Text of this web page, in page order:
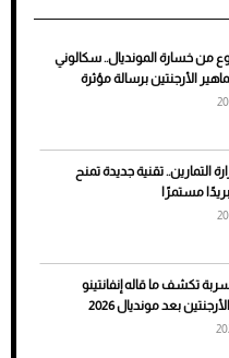
الوقوف.. أشهر
من خسارة المونديال.. سكالوني
الأرجنتين برسالة مؤثرة
التمارين.. تقنية جديدة تمنح
مستمرًا
تكشف ما قاله إنفانتينو
بعد مونديال 2026